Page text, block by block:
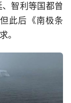
智利等国都曾
此后《南极条
。